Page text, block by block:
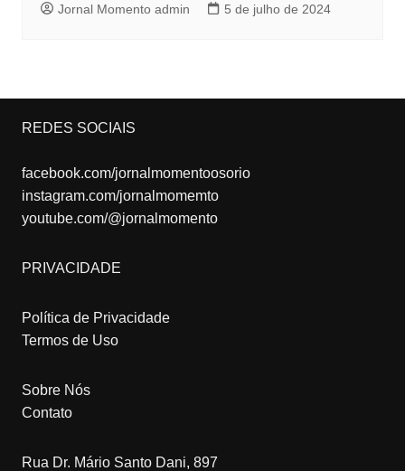
Jornal Momento admin 5 de julho de 2024
REDES SOCIAIS
facebook.com/jornalmomentoosorio
instagram.com/jornalmomemto
youtube.com/@jornalmomento
PRIVACIDADE
Política de Privacidade
Termos de Uso
Sobre Nós
Contato
Rua Dr. Mário Santo Dani, 897